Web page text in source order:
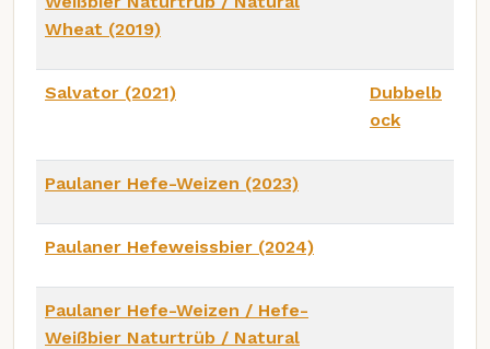
Wheat (2019)
Salvator (2021)
Dubbelb
ock
Paulaner Hefe-Weizen (2023)
Paulaner Hefeweissbier (2024)
Paulaner Hefe-Weizen / Hefe-
Weißbier Naturtrüb / Natural